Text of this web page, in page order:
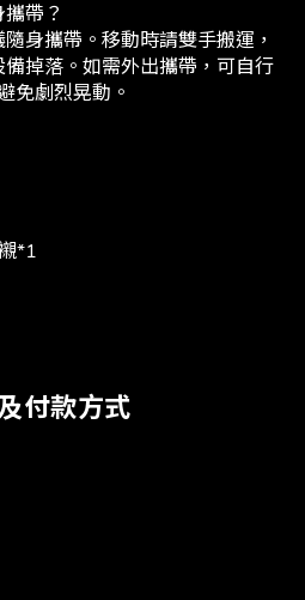
帶？
身攜帶。移動時請雙手搬運，
掉落。如需外出攜帶，可自行
免劇烈晃動。
*1
付款方式